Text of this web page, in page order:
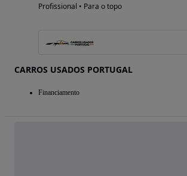
Profissional • Para o topo
CARROS USADOS PORTUGAL
Financiamento